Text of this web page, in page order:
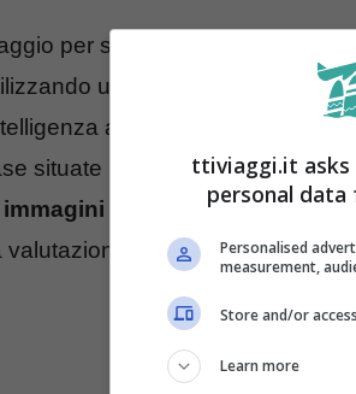
per scoprire quali case in
una tecnologia
artificiale. Lo studio ha
situate in vari paesi,
trovassero più
oggettiva e
ttiviaggi.it asks
personal
Personalised
measurement,
Store and/or
Learn more